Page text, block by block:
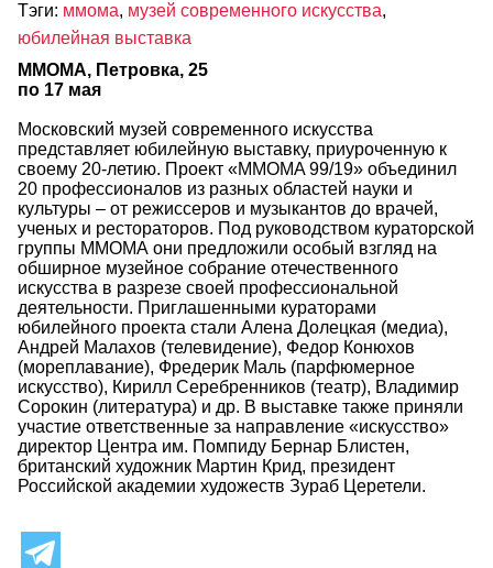
Тэги: ммома, музей современного искусства,
юбилейная выставка
ММОМА, Петровка, 25
по 17 мая
Московский музей современного искусства
представляет юбилейную выставку, приуроченную к
своему 20-летию. Проект «MMOMA 99/19» объединил
20 профессионалов из разных областей науки и
культуры – от режиссеров и музыкантов до врачей,
ученых и рестораторов. Под руководством кураторской
группы ММОМА они предложили особый взгляд на
обширное музейное собрание отечественного
искусства в разрезе своей профессиональной
деятельности. Приглашенными кураторами
юбилейного проекта стали Алена Долецкая (медиа),
Андрей Малахов (телевидение), Федор Конюхов
(мореплавание), Фредерик Маль (парфюмерное
искусство), Кирилл Серебренников (театр), Владимир
Сорокин (литература) и др. В выставке также приняли
участие ответственные за направление «искусство»
директор Центра им. Помпиду Бернар Блистен,
британский художник Мартин Крид, президент
Российской академии художеств Зураб Церетели.